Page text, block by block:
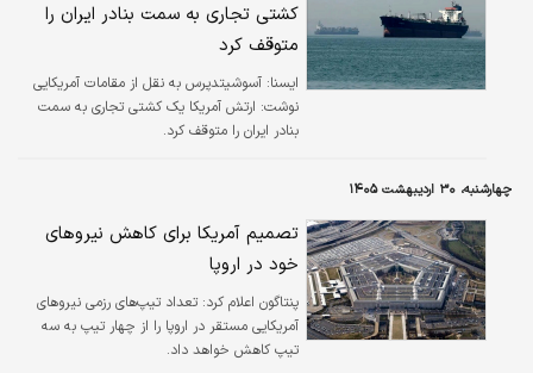
کشتی تجاری به سمت بنادر ایران را
متوقف کرد
ايسنا: آسوشیتدپرس به نقل از مقامات آمریکایی
نوشت: ارتش آمریکا یک کشتی تجاری به سمت
بنادر ایران را متوقف کرد.
چهارشنبه، ۳۰ اردیبهشت ۱۴۰۵
تصمیم آمریکا برای کاهش نیروهای
خود در اروپا
پنتاگون اعلام کرد: تعداد تیپ‌های رزمی نیروهای
آمریکایی مستقر در اروپا را از چهار تیپ به سه
تیپ کاهش خواهد داد.